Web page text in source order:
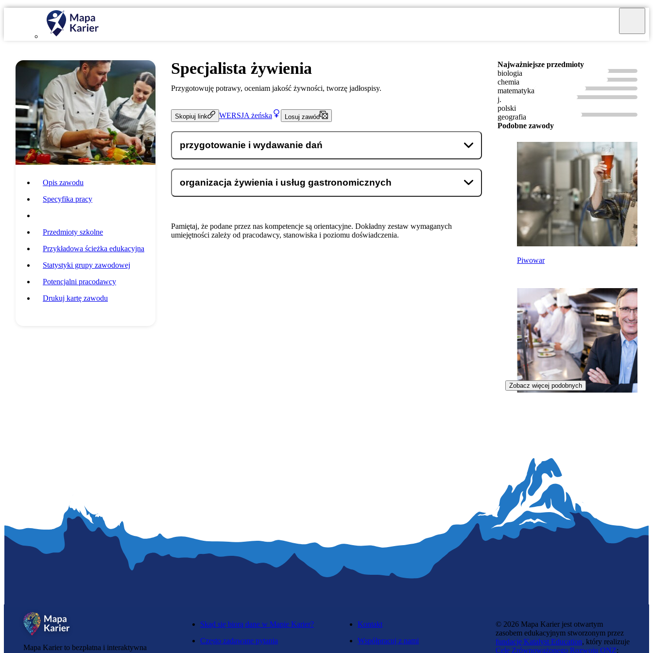
Opis zawodu
Specyfika pracy
Przedmioty szkolne
Przykładowa ścieżka edukacyjna
Statystyki grupy zawodowej
Potencjalni pracodawcy
Drukuj kartę zawodu
Specjalista żywienia
Przygotowuję potrawy, oceniam jakość żywności, tworzę jadłospisy.
Skopiuj link WERSJA żeńska Losuj zawód
przygotowanie i wydawanie dań
organizacja żywienia i usług gastronomicznych
Pamiętaj, że podane przez nas kompetencje są orientacyjne. Dokładny zestaw wymaganych
umiejętności zależy od pracodawcy, stanowiska i poziomu doświadczenia.
Najważniejsze przedmioty
biologia
chemia
matematyka
j.
polski
geografia
Podobne zawody
Piwowar
Zobacz więcej podobnych
Mapa Karier to bezpłatna i interaktywna
Skąd się biorą dane w Mapie Karier?
Często zadawane pytania
Kontakt
Współpracuj z nami
© 2026 Mapa Karier jest otwartym
zasobem edukacyjnym stworzonym przez
fundację Katalyst Education, który realizuje
Cele Zrównoważonego Rozwoju ONZ: